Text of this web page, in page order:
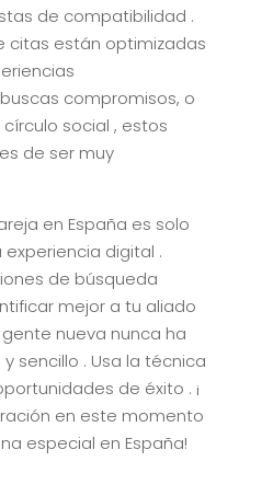
de compatibilidad .
citas están optimizadas
compromisos, o
social , estos
de ser muy
en España es solo
digital .
de búsqueda
mejor a tu aliado
nueva nunca ha
sencillo . Usa la técnica
de éxito . ¡
en este momento
especial en España!